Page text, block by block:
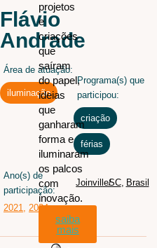
projetos
e
criações
que
saíram
do papel,
ideias
que
ganharam
forma e
iluminaram
os palcos
com
inovação.
saiba
mais
Flávio
Andrade
Área de atuação:
iluminação
Programa(s) que
participou:
criação ,
férias
Joinville/
SC, Brasil
Ano(s) de
participação:
2021, 2024